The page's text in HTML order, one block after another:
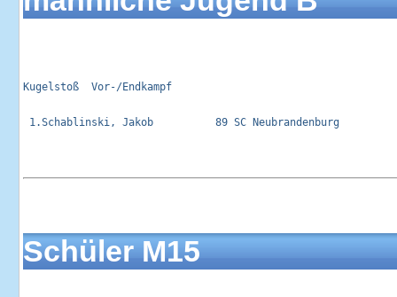
Kugelstoß  Vor-/Endkampf
1.Schablinski, Jakob          89 SC Neubrandenburg
Schüler M15